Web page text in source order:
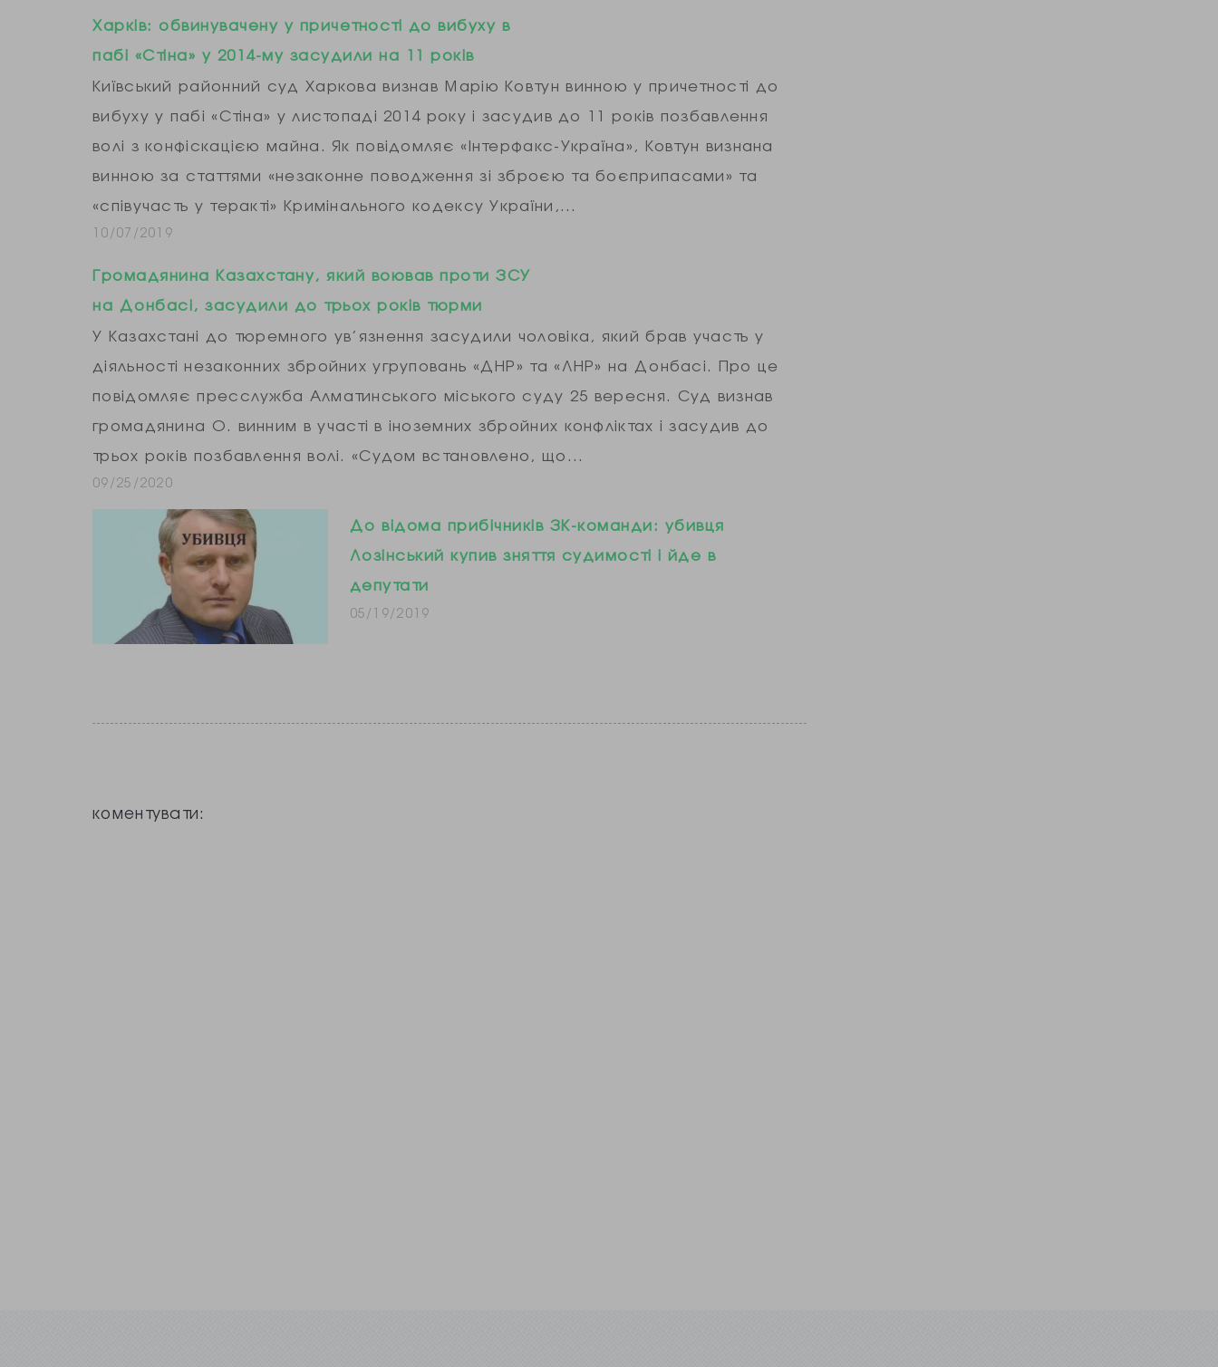
Харків: обвинувачену у причетності до вибуху в
пабі «Стіна» у 2014-му засудили на 11 років
Київський районний суд Харкова визнав Марію Ковтун винною у причетності до
вибуху у пабі «Стіна» у листопаді 2014 року і засудив до 11 років позбавлення
волі з конфіскацією майна. Як повідомляє «Інтерфакс-Україна», Ковтун визнана
винною за статтями «незаконне поводження зі зброєю та боєприпасами» та
«співучасть у теракті» Кримінального кодексу України,…
10/07/2019
Громадянина Казахстану, який воював проти ЗСУ
на Донбасі, засудили до трьох років тюрми
У Казахстані до тюремного ув’язнення засудили чоловіка, який брав участь у
діяльності незаконних збройних угруповань «ДНР» та «ЛНР» на Донбасі. Про це
повідомляє пресслужба Алматинського міського суду 25 вересня. Суд визнав
громадянина О. винним в участі в іноземних збройних конфліктах і засудив до
трьох років позбавлення волі. «Судом встановлено, що…
09/25/2020
До відома прибічників ЗК-команди: убивця
Лозінський купив зняття судимості і йде в
депутати
05/19/2019
коментувати: